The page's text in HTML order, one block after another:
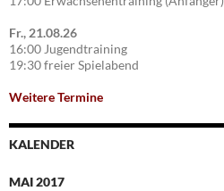
Fr., 21.08.26
16:00 Jugendtraining
19:30 freier Spielabend
Weitere Termine
KALENDER
MAI 2017